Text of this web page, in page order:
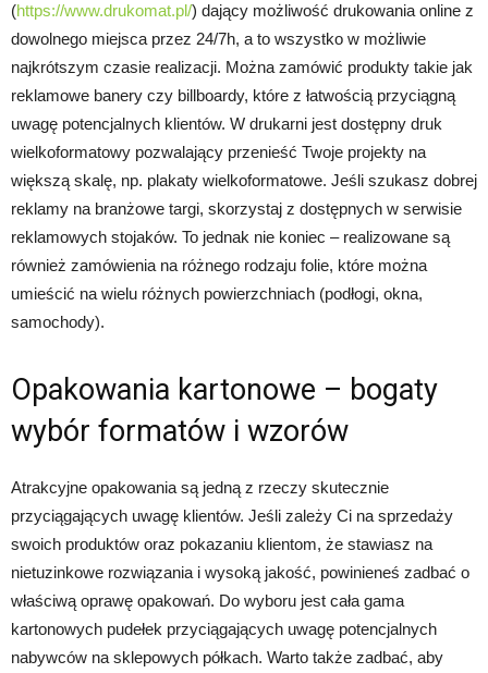
(https://www.drukomat.pl/) dający możliwość drukowania online z
dowolnego miejsca przez 24/7h, a to wszystko w możliwie
najkrótszym czasie realizacji. Można zamówić produkty takie jak
reklamowe banery czy billboardy, które z łatwością przyciągną
uwagę potencjalnych klientów. W drukarni jest dostępny druk
wielkoformatowy pozwalający przenieść Twoje projekty na
większą skalę, np. plakaty wielkoformatowe. Jeśli szukasz dobrej
reklamy na branżowe targi, skorzystaj z dostępnych w serwisie
reklamowych stojaków. To jednak nie koniec – realizowane są
również zamówienia na różnego rodzaju folie, które można
umieścić na wielu różnych powierzchniach (podłogi, okna,
samochody).
Opakowania kartonowe – bogaty
wybór formatów i wzorów
Atrakcyjne opakowania są jedną z rzeczy skutecznie
przyciągających uwagę klientów. Jeśli zależy Ci na sprzedaży
swoich produktów oraz pokazaniu klientom, że stawiasz na
nietuzinkowe rozwiązania i wysoką jakość, powinieneś zadbać o
właściwą oprawę opakowań. Do wyboru jest cała gama
kartonowych pudełek przyciągających uwagę potencjalnych
nabywców na sklepowych półkach. Warto także zadbać, aby